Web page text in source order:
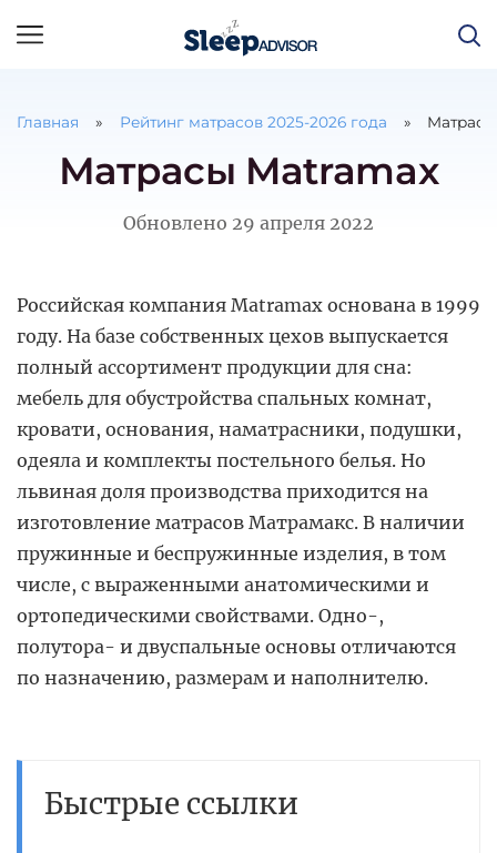
Главная Рейтинг матрасов 2025-2026года
Матрасы Matramax
Обновлено 29 апреля 2022
Российская компания Matramax основана в 1999
году. На базе собственных цехов выпускается
полный ассортимент продукции для сна:
мебель для обустройства спальных комнат,
кровати, основания, наматрасники, подушки,
одеяла и комплекты постельного белья. Но
львиная доля производства приходится на
изготовление матрасов Матрамакс. В наличии
пружинные и беспружинные изделия, в том
числе, с выраженными анатомическими и
ортопедическими свойствами. Одно-,
полутора- и двуспальные основы отличаются
по назначению, размерам и наполнителю.
Быстрые ссылки